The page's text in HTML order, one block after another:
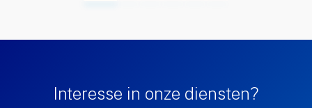
Interesse in onze diensten?